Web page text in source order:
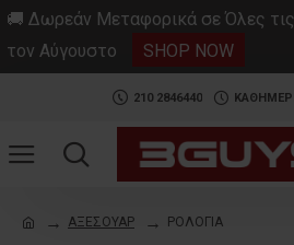
🚚 Δωρεάν Μεταφορικά σε Όλες
τον Αύγουστο
SHOP NOW
210 2846440
ΑΞΕΣΟΥΑΡ ΡΟΛΟΓΙΑ